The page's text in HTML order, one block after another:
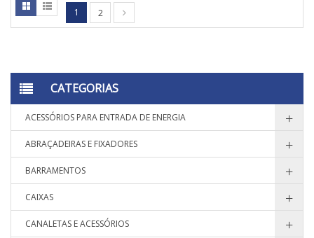
1 2
CATEGORIAS
ACESSÓRIOS PARA ENTRADA DE ENERGIA
ABRAÇADEIRAS E FIXADORES
BARRAMENTOS
CAIXAS
CANALETAS E ACESSÓRIOS